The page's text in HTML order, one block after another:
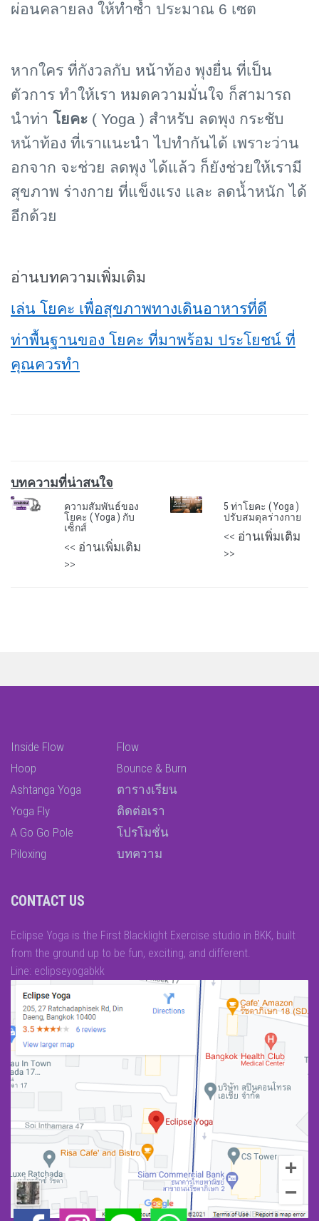
ผ่อนคลายลง ให้ทำซ้ำ ประมาณ 6 เซต
หากใคร ที่กังวลกับ หน้าท้อง พุงยื่น ที่เป็น
ตัวการ ทำให้เรา หมดความมั่นใจ ก็สามารถ
นำท่า โยคะ ( Yoga ) สำหรับ ลดพุง กระชับ
หน้าท้อง ที่เราแนะนำ ไปทำกันได้ เพราะว่าน
อกจาก จะช่วย ลดพุง ได้แล้ว ก็ยังช่วยให้เรามี
สุขภาพ ร่างกาย ที่แข็งแรง และ ลดน้ำหนัก ได้
อีกด้วย
อ่านบทความเพิ่มเติม
เล่น โยคะ เพื่อสุขภาพทางเดินอาหารที่ดี
ท่าพื้นฐานของ โยคะ ที่มาพร้อม ประโยชน์ ที่
คุณควรทำ
บทความที่น่าสนใจ
ความสัมพันธ์ของ
โยคะ ( Yoga ) กับ
เซ็กส์
<< อ่านเพิ่มเติม
>>
5 ท่าโยคะ ( Yoga )
ปรับสมดุลร่างกาย
<< อ่านเพิ่มเติม
>>
Inside Flow
Hoop
Ashtanga Yoga
Yoga Fly
A Go Go Pole
Piloxing
Flow
Bounce & Burn
ตารางเรียน
ติดต่อเรา
โปรโมชั่น
บทความ
CONTACT US
Eclipse Yoga is the First Blacklight Exercise studio in BKK, built
from the ground up to be fun, exciting, and different.
Line: eclipseyogabkk